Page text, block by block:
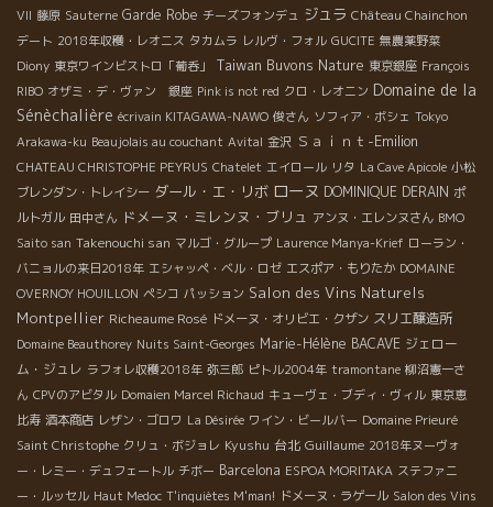
VII 藤原 Sauterne Garde Robe チーズフォンデュ ジュラ Château Chainchon
デート 2018年収穫・レオニス タカムラ レルヴ・フォル GUCITE 無農薬野菜
Diony 東京ワインビストロ「葡呑」 Taiwan Buvons Nature 東京銀座 François
RIBO オザミ・デ・ヴァン 銀座 Pink is not red クロ・レオニン Domaine de la
Sénèchalière écrivain KITAGAWA-NAWO 俊さん ソフィア・ボシェ Tokyo
Arakawa-ku Beaujolais au couchant Avital 金沢 Ｓａｉｎｔ-Emilion
CHATEAU CHRISTOPHE PEYRUS Chatelet エイロール リタ La Cave Apicole 小松
ブレンダン・トレイシー ダール・エ・リボ ローヌ DOMINIQUE DERAIN ポ
ルトガル 田中さん ドメーヌ・ミレンヌ・ブリュ アンヌ・エレンヌさん BMO
Saito san Takenouchi san マルゴ・グループ Laurence Manya-Krief ローラン・
バニョルの来日2018年 エシャッペ・ベル・ロゼ エスポア・もりたか DOMAINE
OVERNOY HOUILLON ペシコ パッション Salon des Vins Naturels
Montpellier Richeaume Rosé ドメーヌ・オリビエ・クザン スリエ醸造所
Domaine Beauthorey Nuits Saint-Georges Marie-Hélène BACAVE ジェロー
ム・ジュレ ラフォレ収穫2018年 弥三郎 ピトル2004年 tramontane 柳沼憲一さ
ん CPVのアビタル Domaien Marcel Richaud キューヴェ・ブディ・ヴィル 東京恵
比寿 酒本商店 レザン・ゴロワ La Désirée ワイン・ビールバー Domaine Prieuré
Saint Christophe クリュ・ボジョレ Kyushu 台北 Guillaume 2018年ヌーヴォ
ー・レミー・デュフェートル チボー Barcelona ESPOA MORITAKA ステファニ
ー・ルッセル Haut Medoc T'inquiètes M'man! ドメーヌ・ラゲール Salon des Vins